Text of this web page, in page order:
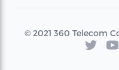
© 2021 360 Telecom